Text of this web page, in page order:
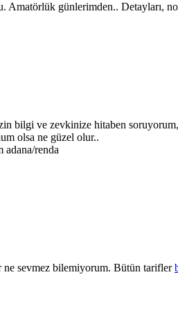
Amatörlük günlerimden.. Detayları,
bilgi ve zevkinize hitaben
olsa ne güzel olur..
adana/renda
ne sevmez bilemiyorum. Bütün tarifler